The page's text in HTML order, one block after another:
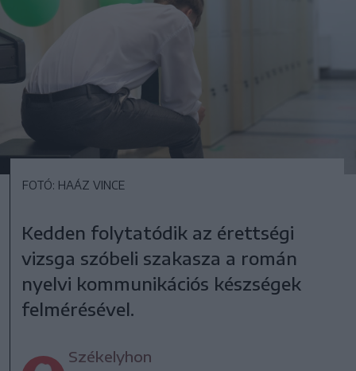
FOTÓ: HAÁZ VINCE
Kedden folytatódik az érettségi
vizsga szóbeli szakasza a román
nyelvi kommunikációs készségek
felmérésével.
Székelyhon